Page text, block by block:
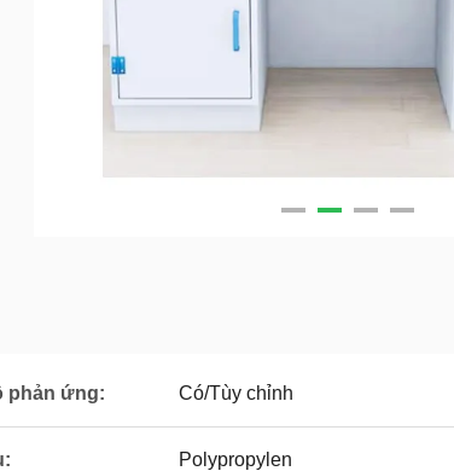
phản ứng: Có/Tùy chỉnh
Polypropylen